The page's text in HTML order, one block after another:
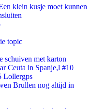
klein kusje moet kunnen
topic
schuiven met karton
Ceuta in Spanje,l #10
Lollergps
Brullen nog altijd in